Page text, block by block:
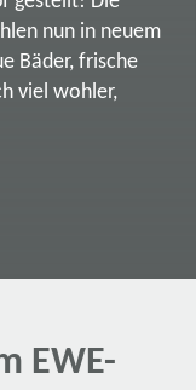
nun in neuem
Bäder, frische
viel wohler,
EWE-